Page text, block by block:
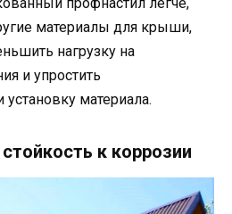
материалы для крыши,
нагрузку на
и упростить
установку материала.
к коррозии